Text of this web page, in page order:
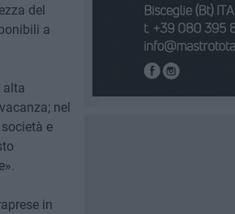
del
a
alta
nel
e
in